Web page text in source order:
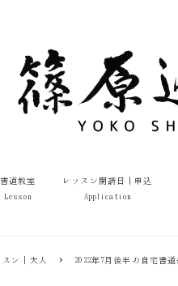
書道教室
Lesson
レッスン開講日｜申込
Application
ン｜大人 2022年7月後半の自宅書